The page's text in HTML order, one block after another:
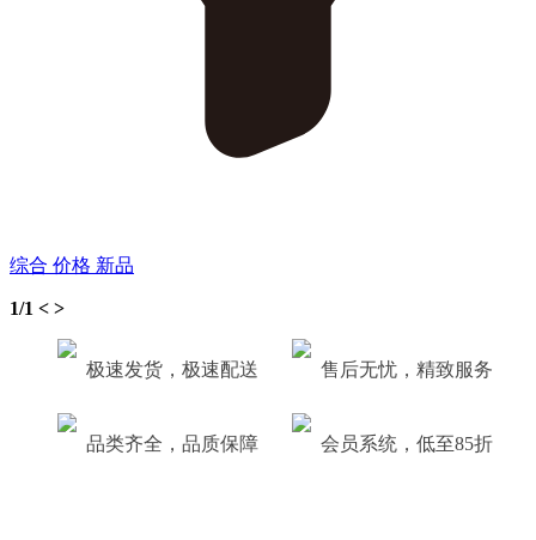
综合 价格 新品
1/1 < >
极速发货，极速配送 售后无忧，精致服务
品类齐全，品质保障 会员系统，低至85折